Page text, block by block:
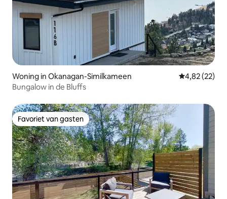
Woning in Okanagan-Similkameen Gemiddelde
4,82 (22)
Bungalow in de Bluffs
Favoriet van gasten
Favoriet van gasten